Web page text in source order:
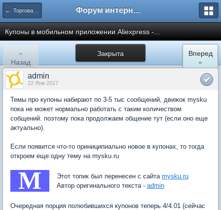
← Торговая площадка AliExpress Форум интернет покупателей
Купоны в мобильном приложении Aliexpress -...
Закрыта
«
Назад
Вперед
»
admin
22 Янв 2017
Темы про купоны набирают по 3-5 тыс сообщений, движок mysku
пока не может нормально работать с таким количеством
собщений. поэтому пока продолжаем общение тут (если оно еще
актуально).
Если появится что-то приниципиально новое в купонах, то тогда
откроем еще одну тему на mysku.ru
M Этот топик был перенесен с сайта mysku.ru
Автор оригинального текста - admin
Очередная порция полюбившихся купонов теперь 4/4.01 (сейчас